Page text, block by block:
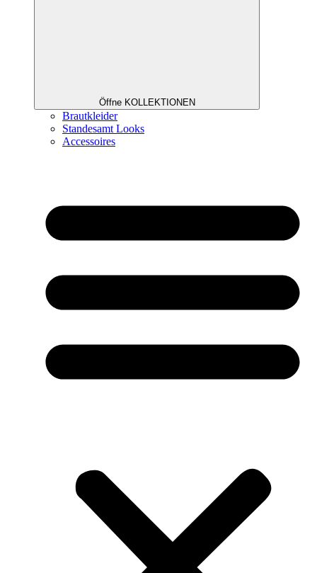
Öffne KOLLEKTIONEN
Brautkleider
Standesamt Looks
Accessoires